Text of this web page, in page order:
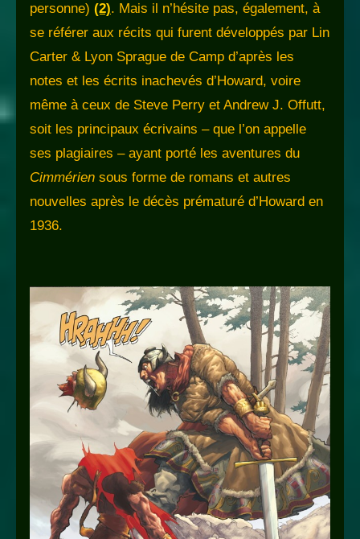
personne) (2). Mais il n’hésite pas, également, à
se référer aux récits qui furent développés par Lin
Carter & Lyon Sprague de Camp d’après les
notes et les écrits inachevés d’Howard, voire
même à ceux de Steve Perry et Andrew J. Offutt,
soit les principaux écrivains – que l’on appelle
ses plagiaires – ayant porté les aventures du
Cimmérien sous forme de romans et autres
nouvelles après le décès prématuré d’Howard en
1936.